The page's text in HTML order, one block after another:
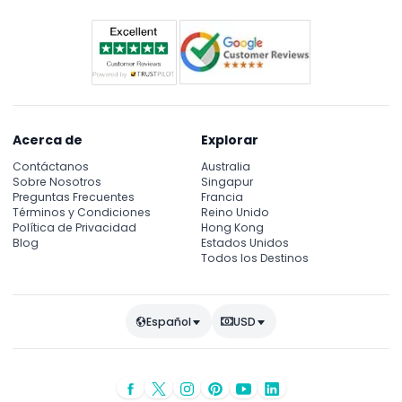
Acerca de
Contáctanos
Sobre Nosotros
Preguntas Frecuentes
Términos y Condiciones
Política de Privacidad
Blog
Explorar
Australia
Singapur
Francia
Reino Unido
Hong Kong
Estados Unidos
Todos los Destinos
Español USD